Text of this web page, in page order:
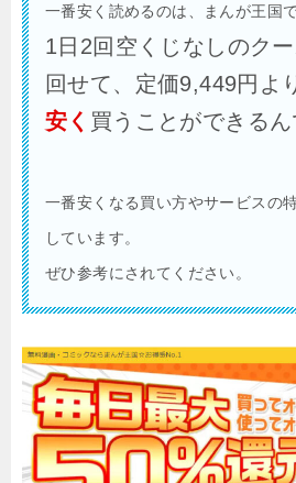
一番安く読めるのは、まんが王国
1日2回空くじなしのク
回せて、定価9,449円よ
安く 買うことができるん
一番安くなる買い方やサービスの
しています。
ぜひ参考にされてください。